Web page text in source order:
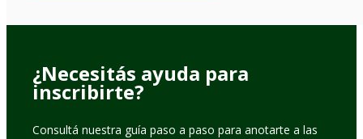
¿Necesitás ayuda para
inscribirte?
Consultá nuestra guía paso a paso para anotarte a las